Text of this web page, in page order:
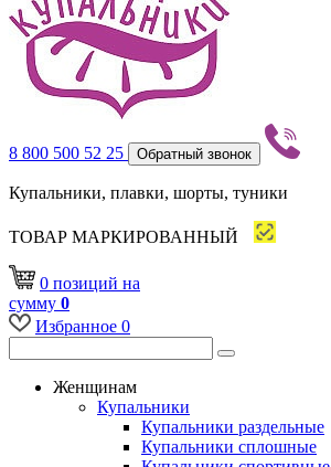
8 800 500 52 25 Обратный звонок
Купальники, плавки, шорты, туники
ТОВАР МАРКИРОВАННЫЙ
0 позиций на
сумму 0
Избранное 0
Женщинам
Купальники
Купальники раздельные
Купальники сплошные